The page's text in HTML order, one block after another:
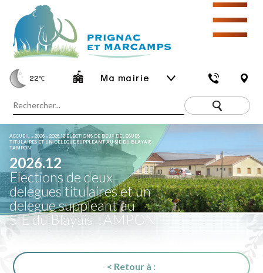
22℃ Ma mairie
☰
ACCUEIL »2026 »2026.12 ELECTIONS DE DEUX DELEGUES
TITULAIRES ET UN DELEGUE SUPPLEANT AU SIE DU BLAYAIS
TAMPON
2026.12
Elections de deux
delegues titulaires et un
delegue suppleant au
SIE du Blayais TAMPON
< Retour à :